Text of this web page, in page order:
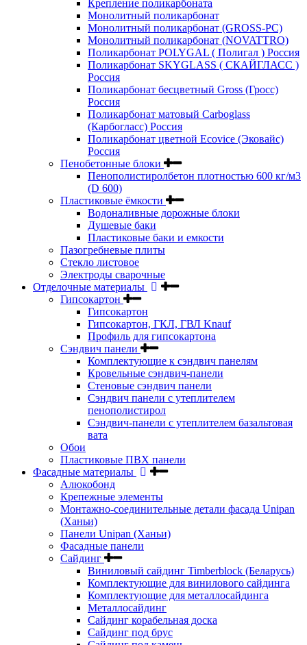
Крепление поликарбоната
Монолитный поликарбонат
Монолитный поликарбонат (GROSS-PC)
Монолитный поликарбонат (NOVATTRO)
Поликарбонат POLYGAL ( Полигал ) Россия
Поликарбонат SKYGLASS ( СКАЙГЛАСС )
Россия
Поликарбонат бесцветный Gross (Гросс)
Россия
Поликарбонат матовый Carboglass
(Карбогласс) Россия
Поликарбонат цветной Ecovice (Эковайс)
Россия
Пенобетонные блоки
Пенополистиролбетон плотностью 600 кг/м3
(D 600)
Пластиковые ёмкости
Водоналивные дорожные блоки
Душевые баки
Пластиковые баки и емкости
Пазогребневые плиты
Стекло листовое
Электроды сварочные
Отделочные материалы
Гипсокартон
Гипсокартон
Гипсокартон, ГКЛ, ГВЛ Knauf
Профиль для гипсокартона
Сэндвич панели
Комплектующие к сэндвич панелям
Кровельные сэндвич-панели
Стеновые сэндвич панели
Сэндвич панели с утеплителем
пенополистирол
Сэндвич-панели с утеплителем базальтовая
вата
Обои
Пластиковые ПВХ панели
Фасадные материалы
Алюкобонд
Крепежные элементы
Монтажно-соединительные детали фасада Unipan
(Ханьи)
Панели Unipan (Ханьи)
Фасадные панели
Сайдинг
Виниловый сайдинг Timberblock (Беларусь)
Комплектующие для винилового сайдинга
Комплектующие для металлосайдинга
Металлосайдинг
Сайдинг корабельная доска
Сайдинг под брус